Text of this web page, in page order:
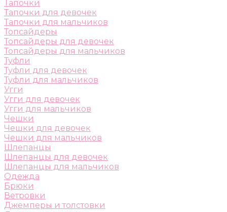
Тапочки
Тапочки для девочек
Тапочки для мальчиков
Топсайдеры
Топсайдеры для девочек
Топсайдеры для мальчиков
Туфли
Туфли для девочек
Туфли для мальчиков
Угги
Угги для девочек
Угги для мальчиков
Чешки
Чешки для девочек
Чешки для мальчиков
Шлепанцы
Шлепанцы для девочек
Шлепанцы для мальчиков
Одежда
Брюки
Ветровки
Джемперы и толстовки